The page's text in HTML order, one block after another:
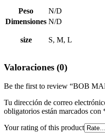
Peso
N/D
Dimensiones N/D
size S, M, L
Valoraciones (0)
Be the first to review “BOB
Tu dirección de correo
obligatorios están marcados con
Your rating of this product